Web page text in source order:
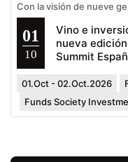
Con la visión de nueve
01
10
Vino e
nueva
Summit
01.Oct - 02.Oct.2026
Funds Society